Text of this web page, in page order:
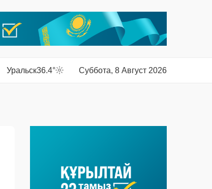
Уральск36.4° Суббота, 8 Август 2026